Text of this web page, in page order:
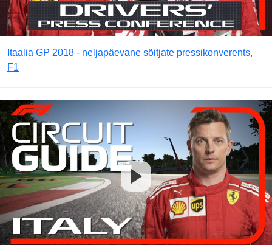
Itaalia GP 2018 - neljapäevane sõitjate pressikonverents,
F1